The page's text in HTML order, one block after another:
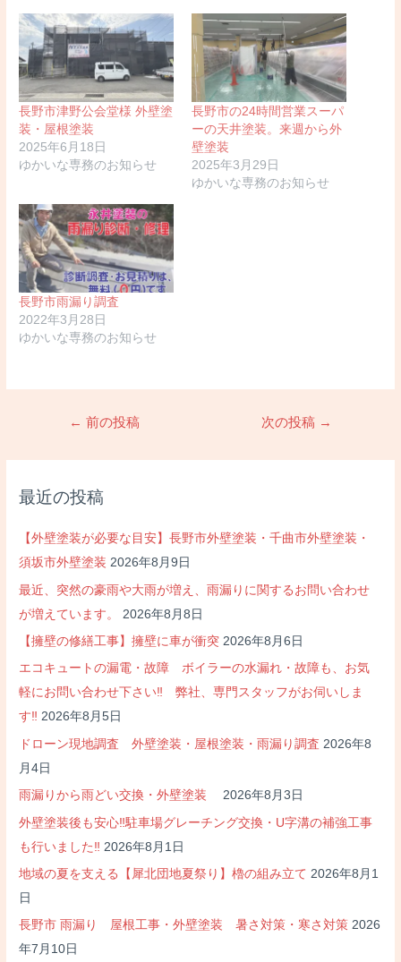
最近の投稿
【外壁塗装が必要な目安】長野市外壁塗装・千曲市外壁塗装・
須坂市外壁塗装 2026年8月9日
最近、突然の豪雨や大雨が増え、雨漏りに関するお問い合わせ
が増えています。
2026年8月8日
【擁壁の修繕工事】擁壁に車が衝突 2026年8月6日
エコキュートの漏電・故障 ボイラーの水漏れ・故障も、お気
軽にお問い合わせ下さい‼ 弊社、専門スタッフがお伺いしま
す‼ 2026年8月5日
ドローン現地調査 外壁塗装・屋根塗装・雨漏り調査 2026年8
月4日
雨漏りから雨どい交換・外壁塗装 2026年8月3日
外壁塗装後も安心‼駐車場グレーチング交換・U字溝の補強工事
も行いました‼ 2026年8月1日
地域の夏を支える【犀北団地夏祭り】櫓の組み立て 2026年8月1
日
長野市 雨漏り 屋根工事・外壁塗装 暑さ対策・寒さ対策 2026
年7月10日
長野市津野公会堂様 外壁塗
装・屋根塗装
2025年6月18日
ゆかいな専務のお知らせ
長野市の24時間営業スーパ
ーの天井塗装。来週から外
壁塗装
2025年3月29日
ゆかいな専務のお知らせ
長野市雨漏り調査
2022年3月28日
ゆかいな専務のお知らせ
ナ
ゲ
ー
ン
← 前の投稿 次の投稿 →